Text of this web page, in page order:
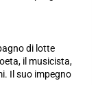
di lotte
il musicista,
Il suo impegno